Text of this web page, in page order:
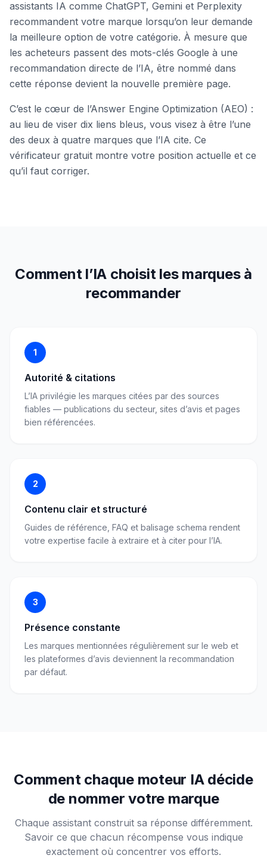
assistants IA comme ChatGPT, Gemini et Perplexity
recommandent votre marque lorsqu’on leur demande
la meilleure option de votre catégorie. À mesure que
les acheteurs passent des mots-clés Google à une
recommandation directe de l’IA, être nommé dans
cette réponse devient la nouvelle première page.
C’est le cœur de l’Answer Engine Optimization (AEO) :
au lieu de viser dix liens bleus, vous visez à être l’une
des deux à quatre marques que l’IA cite. Ce
vérificateur gratuit montre votre position actuelle et ce
qu’il faut corriger.
Comment l’IA choisit les marques à
recommander
1
Autorité & citations
L’IA privilégie les marques citées par des sources
fiables — publications du secteur, sites d’avis et pages
bien référencées.
2
Contenu clair et structuré
Guides de référence, FAQ et balisage schema rendent
votre expertise facile à extraire et à citer pour l’IA.
3
Présence constante
Les marques mentionnées régulièrement sur le web et
les plateformes d’avis deviennent la recommandation
par défaut.
Comment chaque moteur IA décide
de nommer votre marque
Chaque assistant construit sa réponse différemment.
Savoir ce que chacun récompense vous indique
exactement où concentrer vos efforts.